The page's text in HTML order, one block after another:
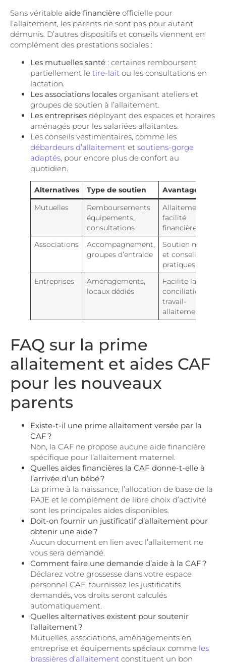
Sans véritable aide financière officielle pour
l’allaitement, les parents ne sont pas pour autant
démunis. D’autres dispositifs et conseils viennent en
complément des prestations sociales :
Les mutuelles santé : certaines remboursent
partiellement le tire-lait ou les consultations en
lactation.
Les associations locales organisant ateliers et
groupes de soutien à l’allaitement.
Les entreprises déployant des espaces et horaires
aménagés pour les salariées allaitantes.
Les conseils vestimentaires, comme les
débardeurs d’allaitement et soutiens-gorge
adaptés, pour encore plus de confort au
quotidien.
Alternatives Type de soutien Avantages
Mutuelles
Remboursements
équipements,
consultations
Allaitement
facilité
financièrement
Associations
Accompagnement,
groupes d’entraide
Soutien moral
et conseils
pratiques
Entreprises
Aménagements,
locaux dédiés
Facilite la
conciliation
travail-
allaitement
FAQ sur la prime
allaitement et aides CAF
pour les nouveaux
parents
Existe-t-il une prime allaitement versée par la
CAF ?
Non, la CAF ne propose aucune aide financière
spécifique pour l’allaitement maternel.
Quelles aides financières la CAF donne-t-elle à
l’arrivée d’un bébé ?
La prime à la naissance, l’allocation de base de la
PAJE et le complément de libre choix d’activité
sont les principales aides disponibles.
Doit-on fournir un justificatif d’allaitement pour
obtenir une aide ?
Aucun document en lien avec l’allaitement ne
vous sera demandé.
Comment faire une demande d’aide à la CAF ?
Déclarez votre grossesse dans votre espace
personnel CAF, fournissez les justificatifs
demandés, vos droits seront calculés
automatiquement.
Quelles alternatives existent pour soutenir
l’allaitement ?
Mutuelles, associations, aménagements en
entreprise et équipements spéciaux comme les
brassières d’allaitement constituent un bon